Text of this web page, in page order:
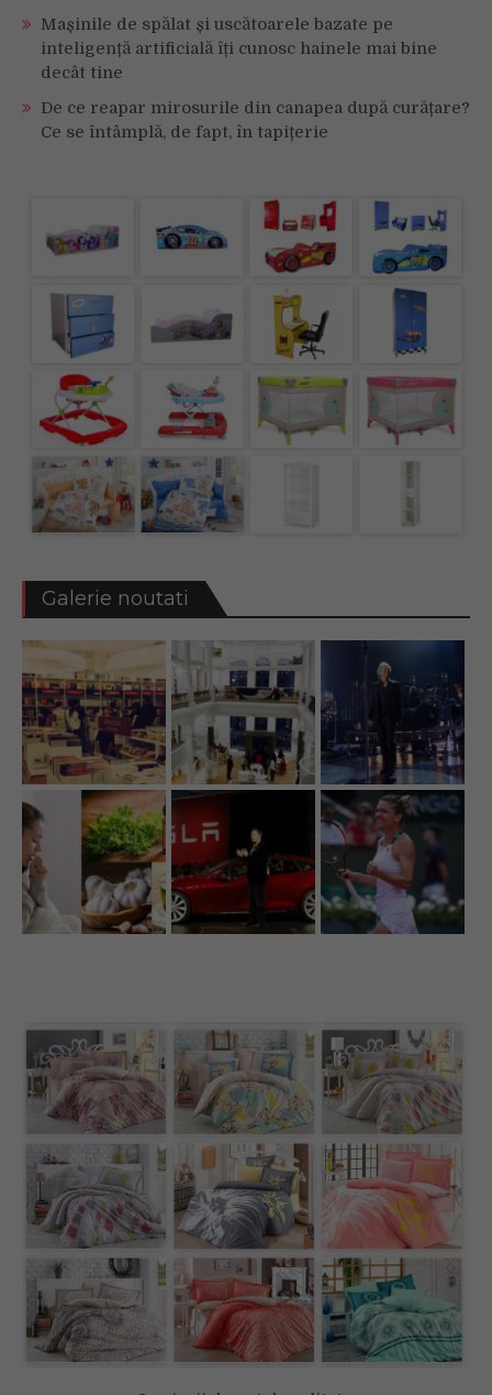
Mașinile de spălat și uscătoarele bazate pe
inteligență artificială îți cunosc hainele mai bine
decât tine
De ce reapar mirosurile din canapea după curățare?
Ce se întâmplă, de fapt, în tapițerie
Galerie noutati